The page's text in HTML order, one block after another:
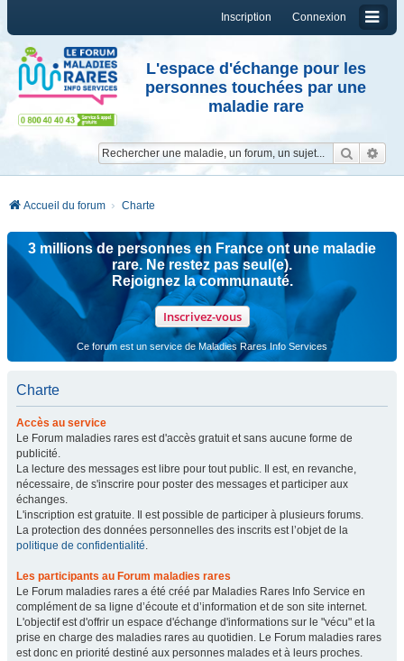
Connexion
Inscription
L'espace d'échange pour les
personnes touchées par une
maladie rare
Accueil du forum Charte
3 millions de personnes en France ont une maladie
rare. Ne restez pas seul(e).
Rejoignez la communauté.
Inscrivez-vous
Ce forum est un service de Maladies Rares Info Services
Charte
Accès au service
Le Forum maladies rares est d'accès gratuit et sans aucune forme de
publicité.
La lecture des messages est libre pour tout public. Il est, en revanche,
nécessaire, de s'inscrire pour poster des messages et participer aux
échanges.
L'inscription est gratuite. Il est possible de participer à plusieurs forums.
La protection des données personnelles des inscrits est l’objet de la
politique de confidentialité.
Les participants au Forum maladies rares
Le Forum maladies rares a été créé par Maladies Rares Info Service en
complément de sa ligne d’écoute et d’information et de son site internet.
L'objectif est d'offrir un espace d'échange d'informations sur le "vécu" et la
prise en charge des maladies rares au quotidien. Le Forum maladies rares
est donc en priorité destiné aux personnes malades et à leurs proches.